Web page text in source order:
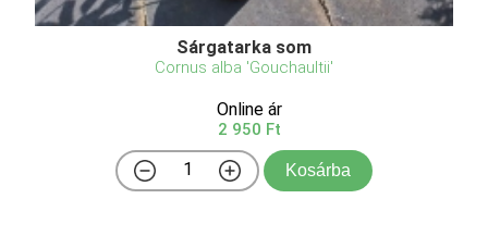
Sárgatarka som
Cornus alba 'Gouchaultii'
Online ár
2 950 Ft
Kosárba